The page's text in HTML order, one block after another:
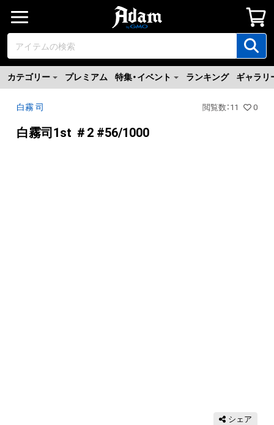
カテゴリー プレミアム 特集・イベント ランキング ギャラリ
白霧 司 閲覧数 ： 11 0
白霧司1st ＃2 #56/1000
シェア